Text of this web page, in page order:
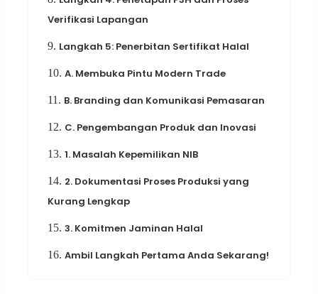
Verifikasi Lapangan
9. Langkah 5: Penerbitan Sertifikat Halal
10. A. Membuka Pintu Modern Trade
11. B. Branding dan Komunikasi Pemasaran
12. C. Pengembangan Produk dan Inovasi
13. 1. Masalah Kepemilikan NIB
14. 2. Dokumentasi Proses Produksi yang
Kurang Lengkap
15. 3. Komitmen Jaminan Halal
16. Ambil Langkah Pertama Anda Sekarang!